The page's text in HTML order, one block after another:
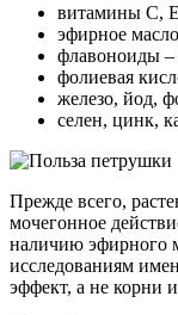
витамины С,
эфирное
флавоноиды
фолиевая
железо, йод,
селен, цинк,
Прежде всего,
мочегонное
наличию эфирного
исследованиям
эффект, а не корни